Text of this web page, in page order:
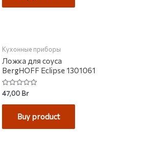
Кухонные приборы
Ложка для соуса
BergHOFF Eclipse 1301061
Rated
0
out
47,00Br
Buy product